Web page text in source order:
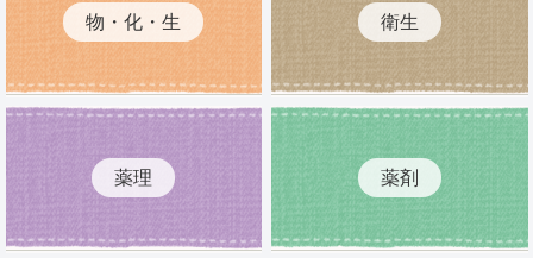
物・化・生 衛生
薬理 薬剤